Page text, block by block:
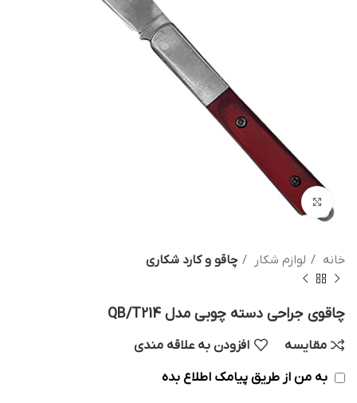
بزرگنمایی تصویر
خانه لوازم شکار چاقو و کارد شکاری
چاقوی جراحی دسته چوبی مدل QB/T214
مقایسه افزودن به علاقه مندی
به من از طریق پیامک اطلاع بده